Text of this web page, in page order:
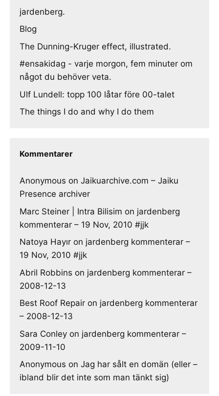
jardenberg.
Blog
The Dunning-Kruger effect, illustrated.
#ensakidag - varje morgon, fem minuter om
något du behöver veta.
Ulf Lundell: topp 100 låtar före 00-talet
The things I do and why I do them
Kommentarer
Anonymous on Jaikuarchive.com – Jaiku
Presence archiver
Marc Steiner | Intra Bilisim on jardenberg
kommenterar – 19 Nov, 2010 #jjk
Natoya Hayır on jardenberg kommenterar –
19 Nov, 2010 #jjk
Abril Robbins on jardenberg kommenterar –
2008-12-13
Best Roof Repair on jardenberg kommenterar
– 2008-12-13
Sara Conley on jardenberg kommenterar –
2009-11-10
Anonymous on Jag har sålt en domän (eller –
ibland blir det inte som man tänkt sig)